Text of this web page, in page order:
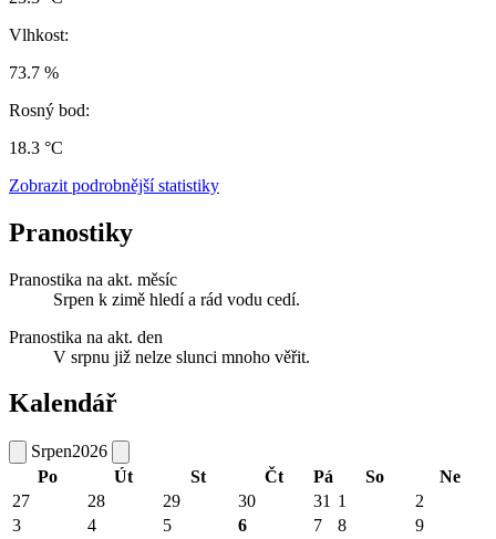
Vlhkost:
73.7 %
Rosný bod:
18.3 °C
Zobrazit podrobnější statistiky
Pranostiky
Pranostika na akt. měsíc
Srpen k zimě hledí a rád vodu cedí.
Pranostika na akt. den
V srpnu již nelze slunci mnoho věřit.
Kalendář
Srpen2026
Po
Út St Čt Pá So
Ne
27
28 29 30 31 1
2
3
4 5 6 7 8 9